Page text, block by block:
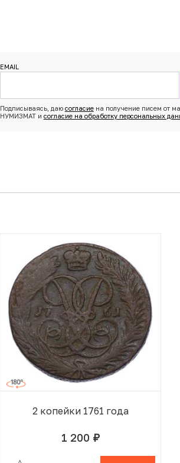
EMAIL
Подписываясь, даю согласиена получение писем от
НУМИЗМАТ и согласие на обработку персональных
2 копейки 1761 года
1 200 руб.